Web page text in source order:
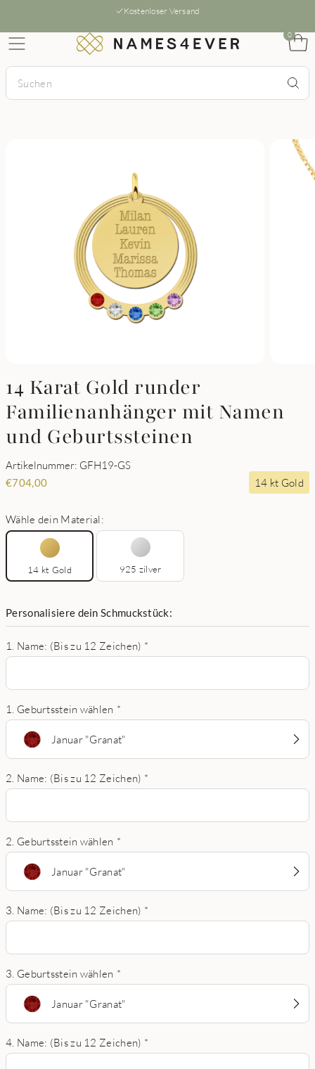
Kostenloser Versand
0
14 Karat Gold runder
Familienanhänger mit Namen
und Geburtssteinen
Artikelnummer: GFH19-GS
€704,00 14 kt Gold
Wähle dein Material:
14 kt Gold 925 zilver
Personalisiere dein Schmuckstück:
1. Name: (Bis zu 12 Zeichen) *
1. Geburtsstein wählen *
Januar "Granat"
2. Name: (Bis zu 12 Zeichen) *
2. Geburtsstein wählen *
Januar "Granat"
3. Name: (Bis zu 12 Zeichen) *
3. Geburtsstein wählen *
Januar "Granat"
4. Name: (Bis zu 12 Zeichen) *